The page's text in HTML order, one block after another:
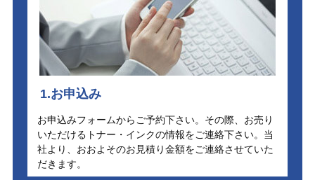
1.お申込み
お申込みフォームからご予約下さい。その際、お売り
いただけるトナー・インクの情報をご連絡下さい。当
社より、おおよそのお見積り金額をご連絡させていた
だきます。